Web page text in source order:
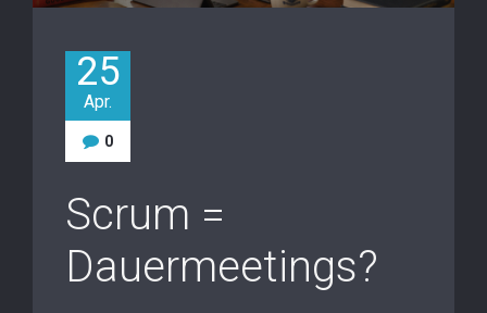
25
Apr.
0
Scrum =
Dauermeetings?